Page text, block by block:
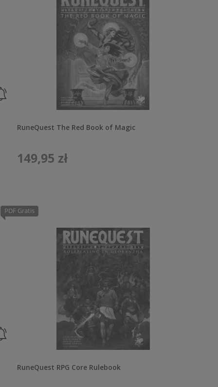
RuneQuest The Red Book of Magic
149,95 zł
RuneQuest RPG Core Rulebook
PDF Gratis